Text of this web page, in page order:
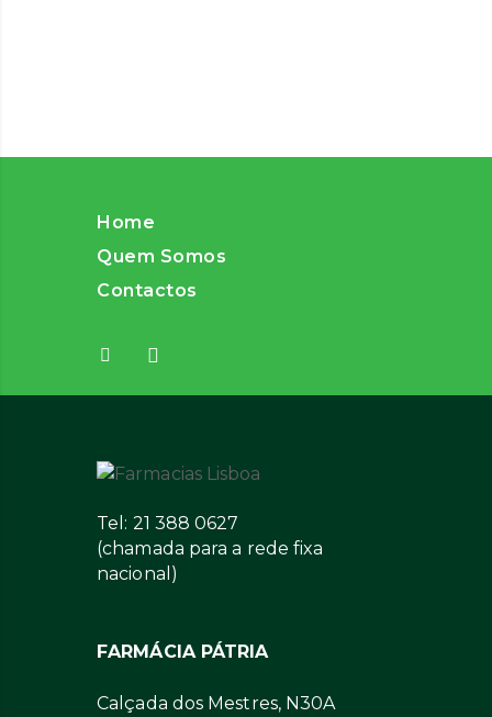
Home
Quem Somos
Contactos
Tel: 21 388 0627
(chamada para a rede fixa
nacional)
FARMÁCIA PÁTRIA
Calçada dos Mestres, N30A